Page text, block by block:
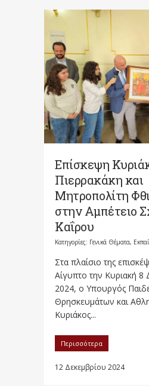
Επίσκεψη
Πιερρακάκη και
Μητροπολίτη
στην Αμπέτειο
Καΐρου
Κατηγορίες: Γενικά Θέματα,
Στα πλαίσιο της
Αίγυπτο την Κυριακή 8
2024, ο Υπουργός
Θρησκευμάτων και
Κυριάκος...
Περισσότερα
12 Δεκεμβρίου 2024